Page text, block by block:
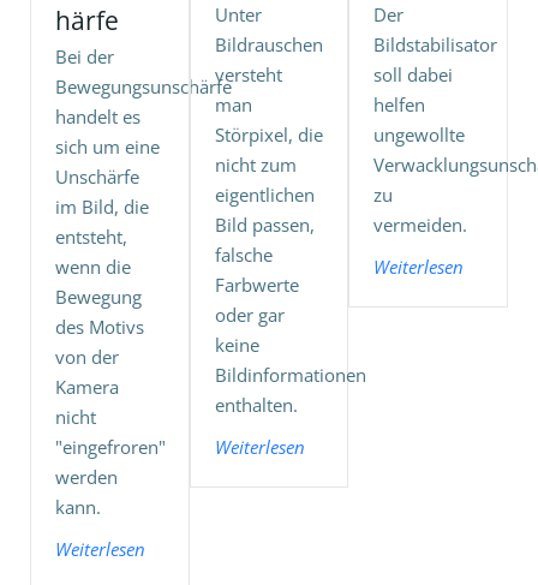
härfe
Bei der
Bewegungsunschärfe
handelt es
sich um eine
Unschärfe
im Bild, die
entsteht,
wenn die
Bewegung
des Motivs
von der
Kamera
nicht
"eingefroren"
werden
kann.
Weiterlesen
Unter
Bildrauschen
versteht
man
Störpixel, die
nicht zum
eigentlichen
Bild passen,
falsche
Farbwerte
oder gar
keine
Bildinformationen
enthalten.
Weiterlesen
Der
Bildstabilisator
soll dabei
helfen
ungewollte
zu
vermeiden.
Weiterlesen